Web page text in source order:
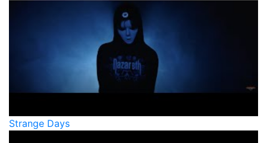
Strange Days